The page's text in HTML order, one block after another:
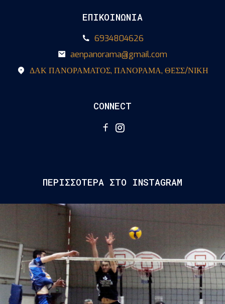
ΕΠΙΚΟΙΝΩΝΙΑ
6934804626
aenpanorama@gmail.com
ΔΑΚ ΠΑΝΟΡΑΜΑΤΟΣ, ΠΑΝΟΡΑΜΑ, ΘΕΣΣ/ΝΙΚΗ
CONNECT
ΠΕΡΙΣΣΟΤΕΡΑ ΣΤΟ INSTAGRAM